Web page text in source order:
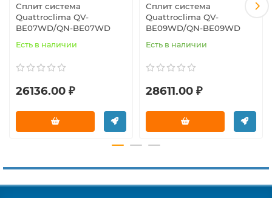
Сплит система
Quattroclima QV-
BE07WD/QN-BE07WD
Есть в наличии
26136.00 ₽
Сплит система
Quattroclima QV-
BE09WD/QN-BE09WD
Есть в наличии
28611.00 ₽